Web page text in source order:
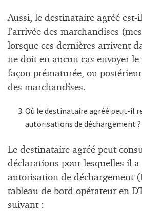
Aussi, le destinataire agréé
l’arrivée des marchandises
lorsque ces dernières arrivent
ne doit en aucun cas envoyer
façon prématurée, ou
des marchandises.
Où le destinataire agréé peut-il
autorisations de déchargement ?
Le destinataire agréé peut
déclarations pour lesquelles il a
autorisation de déchargement
tableau de bord opérateur en
suivant :